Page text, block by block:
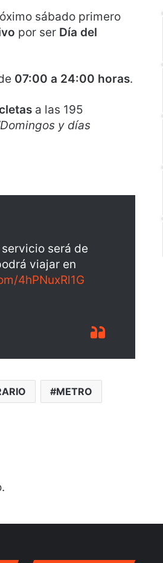
sábado primero
por ser Día del
07:00 a 24:00 horas.
a las 195
y días
será de
viajar en
4hPNuxRl1G
METRO